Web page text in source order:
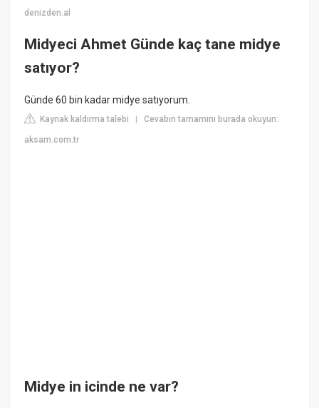
denizden.al
Midyeci Ahmet Günde kaç tane midye
satıyor?
Günde 60 bin kadar midye satıyorum.
Kaynak kaldırma talebi |Cevabın tamamını burada okuyun:
aksam.com.tr
Midye in icinde ne var?